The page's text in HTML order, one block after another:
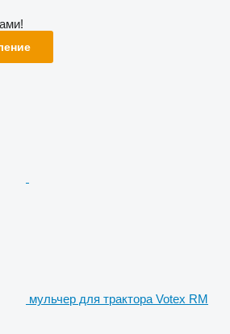
мульчер для трактора Votex RM